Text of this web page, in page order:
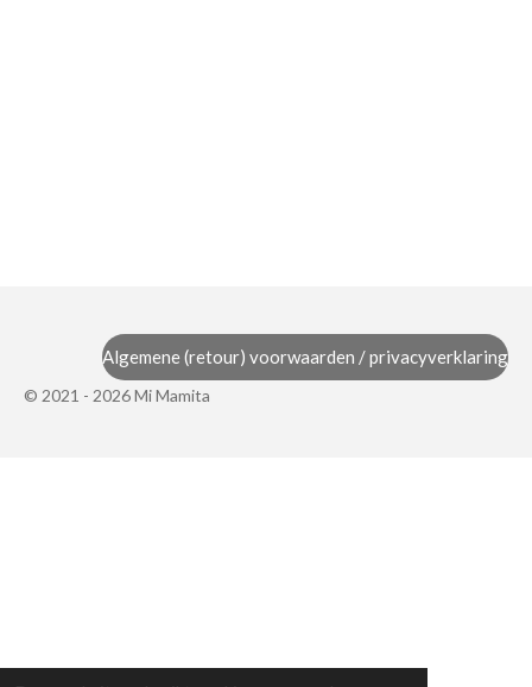
Algemene (retour) voorwaarden / privacyverklaring
© 2021 - 2026 Mi Mamita